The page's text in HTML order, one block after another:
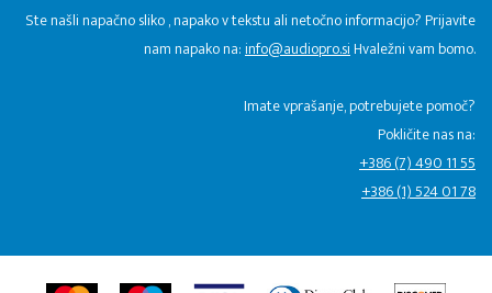
Ste našli napačno sliko , napako v tekstu ali netočno informacijo? Prijavite
nam napako na:info@audiopro.siHvaležni vam bomo.
Imate vprašanje, potrebujete pomoč?
Pokličite nas na:
+386 (7) 490 11 55
+386 (1) 524 01 78